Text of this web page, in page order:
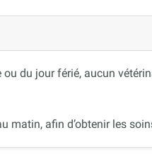
du jour férié, aucun
matin, afin d’obtenir les